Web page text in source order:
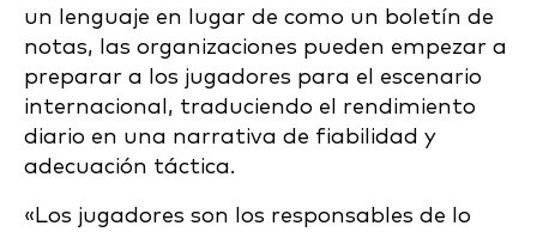
un lenguaje en lugar de como un boletín de
notas, las organizaciones pueden empezar a
preparar a los jugadores para el escenario
internacional, traduciendo el rendimiento
diario en una narrativa de fiabilidad y
adecuación táctica.
«Los jugadores son los responsables de lo